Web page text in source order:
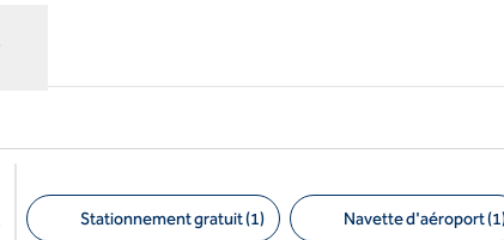
Stationnement gratuit (1) Navette d'aéroport